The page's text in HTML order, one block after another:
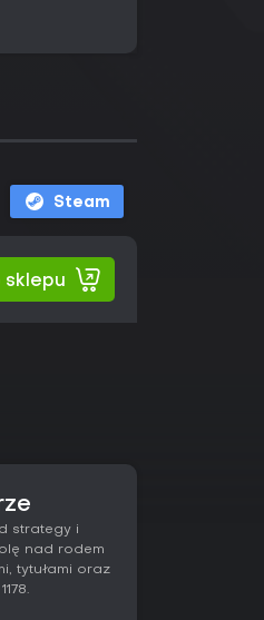
Steam
sklepu
strategy i
nad rodem
tytułami oraz